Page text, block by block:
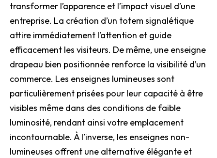
transformer l’apparence et l’impact visuel d’une
entreprise. La création d’un totem signalétique
attire immédiatement l’attention et guide
efficacement les visiteurs. De même, une enseigne
drapeau bien positionnée renforce la visibilité d’un
commerce. Les enseignes lumineuses sont
particulièrement prisées pour leur capacité à être
visibles même dans des conditions de faible
luminosité, rendant ainsi votre emplacement
incontournable. À l’inverse, les enseignes non-
lumineuses offrent une alternative élégante et